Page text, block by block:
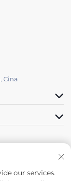
Cina
our services.